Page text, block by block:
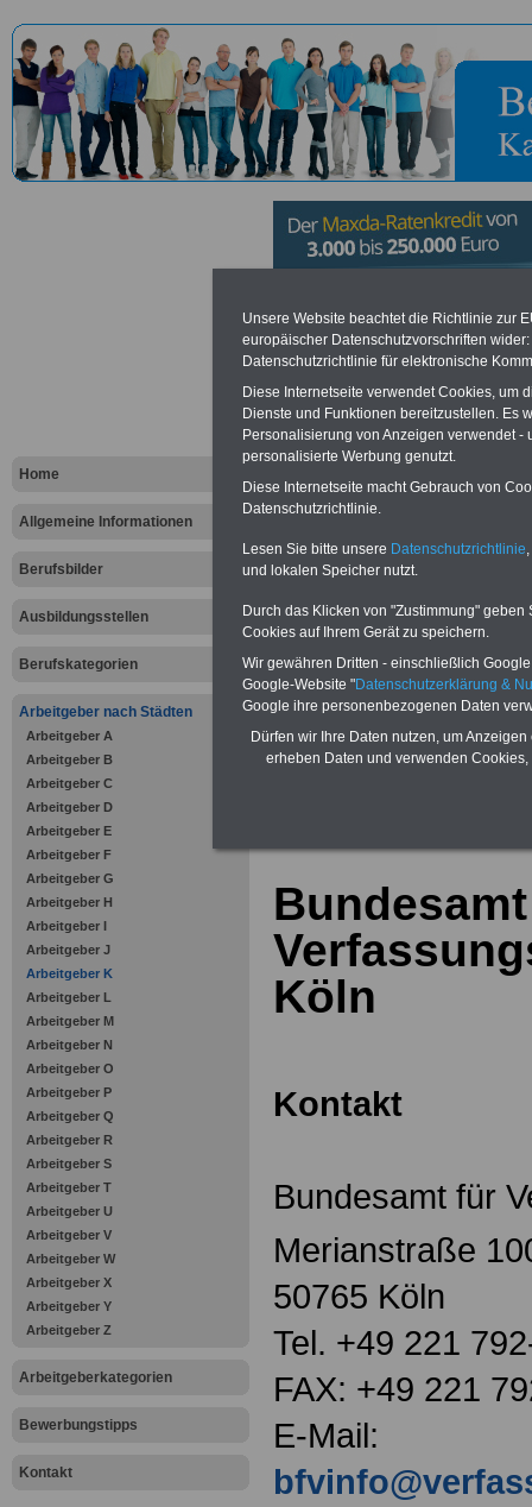
Home
Allgemeine Informationen
Berufsbilder
Ausbildungsstellen
Berufskategorien
Arbeitgeber nach Städten
Arbeitgeber A
Arbeitgeber B
Arbeitgeber C
Arbeitgeber D
Arbeitgeber E
Arbeitgeber F
Arbeitgeber G
Arbeitgeber H
Arbeitgeber I
Arbeitgeber J
Arbeitgeber K
Arbeitgeber L
Arbeitgeber M
Arbeitgeber N
Arbeitgeber O
Arbeitgeber P
Arbeitgeber Q
Arbeitgeber R
Arbeitgeber S
Arbeitgeber T
Arbeitgeber U
Arbeitgeber V
Arbeitgeber W
Arbeitgeber X
Arbeitgeber Y
Arbeitgeber Z
Arbeitgeberkategorien
Bewerbungstipps
Kontakt
Köln
Vorteile für den öffentlichen
Vergleichen und sparen
Berufsunfähigkeitsabsicherung-
Krankenzusatzversicherung
Krankenkassen-
Zahnzusatzversicherung
Krankenversicherung
Köln
Kontakt
Bundesamt für
Merianstraße
50765 Köln
Tel. +49 221
FAX: +49 221
E-Mail:
Unsere Website beachtet die Richtlinie zur
europäischer Datenschutzvorschriften
Datenschutzrichtlinie für elektronische
Diese Internetseite verwendet Cookies, um
Dienste und Funktionen bereitzustellen. Es
Personalisierung von Anzeigen verwendet
personalisierte Werbung genutzt.
Diese Internetseite macht Gebrauch von
Datenschutzrichtlinie.
Lesen Sie bitte unsere Datenschutzrichtlinie
und lokalen Speicher nutzt.
Durch das Klicken von "Zustimmung"
Cookies auf Ihrem Gerät zu speichern.
Wir gewähren Dritten - einschließlich
Google-Website "Datenschutzerklärung &
Google ihre personenbezogenen Daten
Dürfen wir Ihre Daten nutzen, um
erheben Daten und verwenden